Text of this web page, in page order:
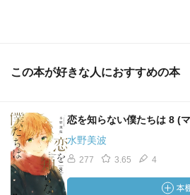
この本が好きな人におすすめの本
恋を知らない僕たちは 8 (
水野美波
277 3.65 4